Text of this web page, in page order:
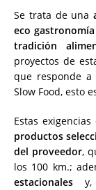
Se trata de una
eco gastronomía
tradición
proyectos de
que responde a
Slow Food, esto
Estas
productos
del proveedor,
los 100 km.;
estacionales y,